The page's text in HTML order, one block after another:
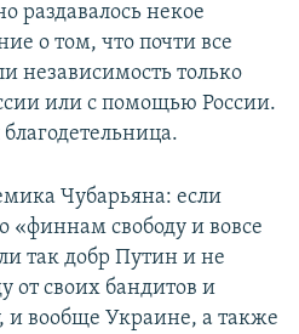
раздавалось некое
о том, что почти все
независимость только
или с помощью России.
Чубарьяна: если
«финнам свободу и вовсе
так добр Путин и не
от своих бандитов и
и вообще Украине, а также